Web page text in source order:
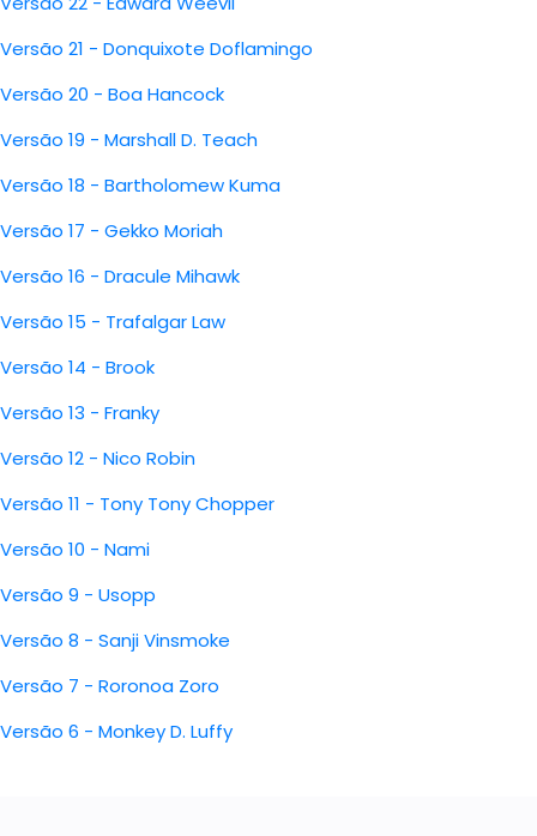
Versão 21 - Donquixote Doflamingo
Versão 20 - Boa Hancock
Versão 19 - Marshall D. Teach
Versão 18 - Bartholomew Kuma
Versão 17 - Gekko Moriah
Versão 16 - Dracule Mihawk
Versão 15 - Trafalgar Law
Versão 14 - Brook
Versão 13 - Franky
Versão 12 - Nico Robin
Versão 11 - Tony Tony Chopper
Versão 10 - Nami
Versão 9 - Usopp
Versão 8 - Sanji Vinsmoke
Versão 7 - Roronoa Zoro
Versão 6 - Monkey D. Luffy